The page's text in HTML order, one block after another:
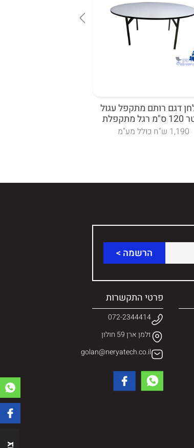
דגם רותם מתקפל עגול
מתקפלת
1,190 ש"ח כולל מע"מ
פרטי התקשרות
072-2344414
זלמן ארן 59 חולון
golan@neryatech.co.il